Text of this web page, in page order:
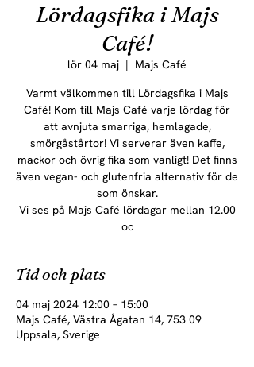
Lördagsfika i Majs
Café!
lör 04 maj
  |
Majs Café
Varmt välkommen till Lördagsfika i Majs
Café! Kom till Majs Café varje lördag för
att avnjuta smarriga, hemlagade,
smörgåstårtor! Vi serverar även kaffe,
mackor och övrig fika som vanligt! Det finns
även vegan- och glutenfria alternativ för de
som önskar.
Vi ses på Majs Café lördagar mellan 12.00
oc
Tid och plats
04 maj 2024 12:00 – 15:00
Majs Café, Västra Ågatan 14, 753 09
Uppsala, Sverige